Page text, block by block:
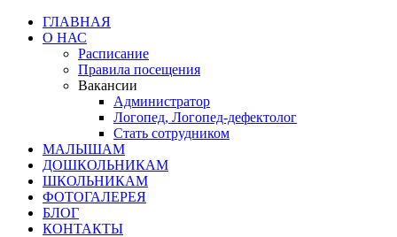
ГЛАВНАЯ
О НАС
Расписание
Правила посещения
Вакансии
Администратор
Логопед, Логопед-дефектолог
Стать сотрудником
МАЛЫШАМ
ДОШКОЛЬНИКАМ
ШКОЛЬНИКАМ
ФОТОГАЛЕРЕЯ
БЛОГ
КОНТАКТЫ